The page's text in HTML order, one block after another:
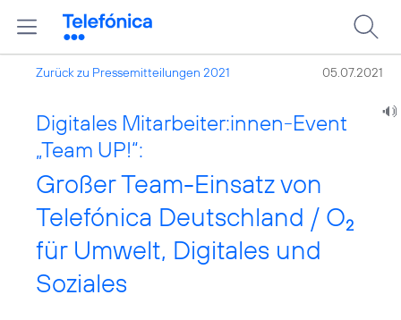
Zurück zu Pressemitteilungen 2021 05.07.2021
Digitales Mitarbeiter:innen-Event
„Team UP!“:
Großer Team-Einsatz von
Telefónica Deutschland / O2
für Umwelt, Digitales und
Soziales